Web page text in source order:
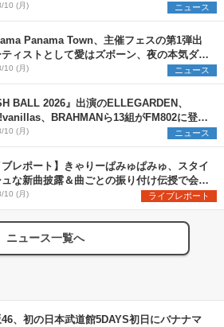
10 (月) ニュース
Panama Town、主催フェスの第1弾出
ィストとして愛はズボーン、夜の本気ダン
発表 「plus∈you」のMVも公開に
10 (月) ニュース
BALL 2026』出演のELLEGARDEN、
、BRAHMANら13組がFM802に登
演アーティストの“渾身の1曲”をセレクト
10 (月) ニュース
ブレポート】きゃりーぱみゅぱみゅ、スタイ
ュな新曲披露＆曲ごとの振り付け伝授で会場
げまくる！＜LuckyFes’26＞
10 (月) ライブレポート
ニュース一覧へ
、初の日本武道館5DAYS初日にバナナマ